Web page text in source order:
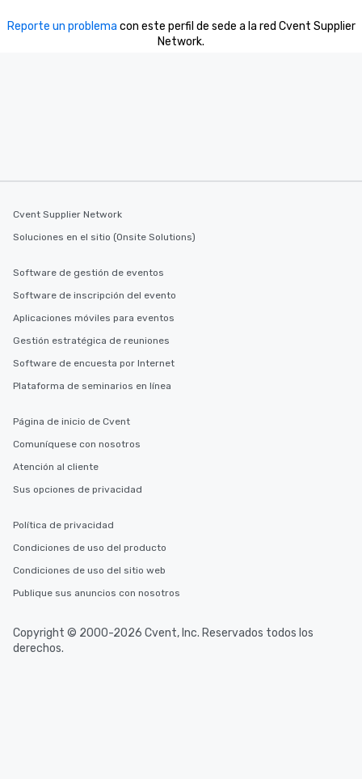
Reporte un problema con este perfil de sede a la red Cvent Supplier
Network.
Cvent Supplier Network
Soluciones en el sitio (Onsite Solutions)
Software de gestión de eventos
Software de inscripción del evento
Aplicaciones móviles para eventos
Gestión estratégica de reuniones
Software de encuesta por Internet
Plataforma de seminarios en línea
Página de inicio de Cvent
Comuníquese con nosotros
Atención al cliente
Sus opciones de privacidad
Política de privacidad
Condiciones de uso del producto
Condiciones de uso del sitio web
Publique sus anuncios con nosotros
Copyright © 2000-2026 Cvent, Inc. Reservados todos los
derechos.